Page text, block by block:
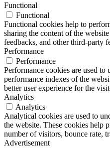
Functional
Functional
Functional cookies help to
sharing the content of the
feedbacks, and other third-party
Performance
Performance
Performance cookies are used to
performance indexes of the
better user experience for the
Analytics
Analytics
Analytical cookies are used to
the website. These cookies help
number of visitors, bounce rate,
Advertisement